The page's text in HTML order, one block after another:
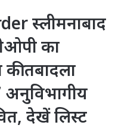
स्लीमनाबाद
का
तबादला
देखें लिस्ट